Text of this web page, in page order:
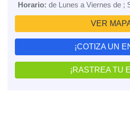
Horario: de Lunes a Viernes de ;
VER
¡COTIZA UN
¡RASTREA TU